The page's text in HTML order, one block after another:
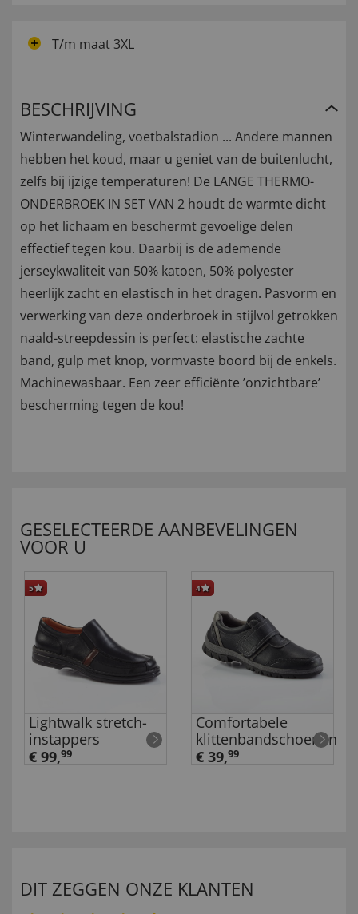
T/m maat 3XL
BESCHRIJVING
Winterwandeling, voetbalstadion ... Andere mannen
hebben het koud, maar u geniet van de buitenlucht,
zelfs bij ijzige temperaturen! De LANGE THERMO-
ONDERBROEK IN SET VAN 2 houdt de warmte dicht
op het lichaam en beschermt gevoelige delen
effectief tegen kou. Daarbij is de ademende
jerseykwaliteit van 50% katoen, 50% polyester
heerlijk zacht en elastisch in het dragen. Pasvorm en
verwerking van deze onderbroek in stijlvol getrokken
naald-streepdessin is perfect: elastische zachte
band, gulp met knop, vormvaste boord bij de enkels.
Machinewasbaar. Een zeer efficiënte ’onzichtbare’
bescherming tegen de kou!
GESELECTEERDE AANBEVELINGEN
VOOR U
5
Lightwalk stretch-
instappers
€ 99,99
4
Comfortabele
klittenbandschoenen
€ 39,99
DIT ZEGGEN ONZE KLANTEN